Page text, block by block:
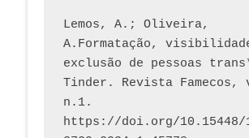
Lemos, A.; Oliveira,
A.Formatação,
exclusão de pessoas
Tinder. Revista Famecos,
n.1.
https://doi.org/10.15448/